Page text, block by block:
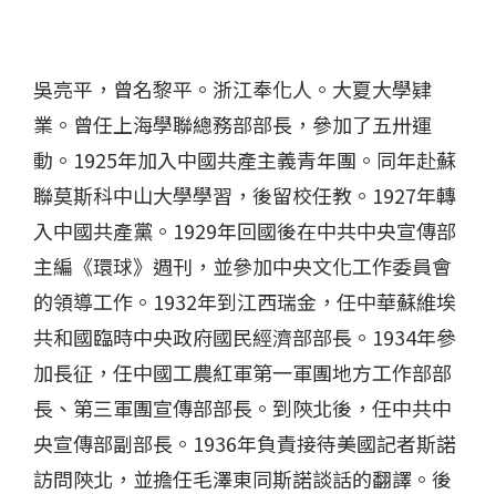
吳亮平，曾名黎平。浙江奉化人。大夏大學肄
業。曾任上海學聯總務部部長，參加了五卅運
動。 1925年加入中國共產主義青年團。同年赴蘇
聯莫斯科中山大學學習，後留校任教。 1927年轉
入中國共產黨。 1929年回國後在中共中央宣傳部
主編《環球》週刊，並參加中央文化工作委員會
的領導工作。 1932年到江西瑞金，任中華蘇維埃
共和國臨時中央政府國民經濟部部長。 1934年參
加長征，任中國工農紅軍第一軍團地方工作部部
長、第三軍團宣傳部部長。到陝北後，任中共中
央宣傳部副部長。 1936年負責接待美國記者斯諾
訪問陝北，並擔任毛澤東同斯諾談話的翻譯。後